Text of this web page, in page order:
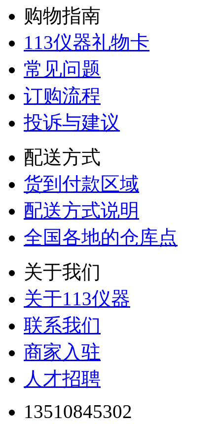
购物指南
113仪器礼物卡
常见问题
订购流程
投诉与建议
配送方式
货到付款区域
配送方式说明
全国各地的仓库点
关于我们
关于113仪器
联系我们
商家入驻
人才招聘
13510845302